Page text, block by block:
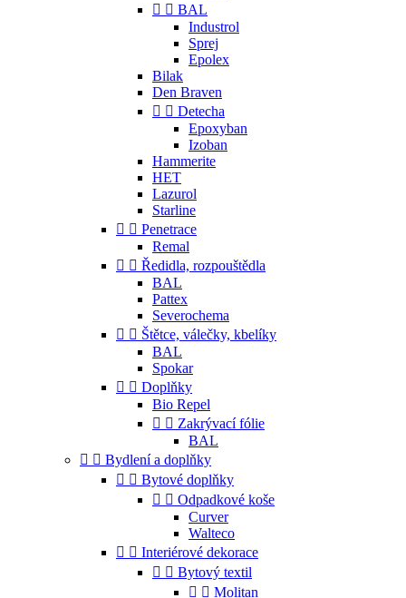
  BAL
Industrol
Sprej
Epolex
Bilak
Den Braven
  Detecha
Epoxyban
Izoban
Hammerite
HET
Lazurol
Starline
  Penetrace
Remal
  Ředidla, rozpouštědla
BAL
Pattex
Severochema
  Štětce, válečky, kbelíky
BAL
Spokar
  Doplňky
Bio Repel
  Zakrývací fólie
BAL
  Bydlení a doplňky
  Bytové doplňky
  Odpadkové koše
Curver
Walteco
  Interiérové dekorace
  Bytový textil
  Molitan